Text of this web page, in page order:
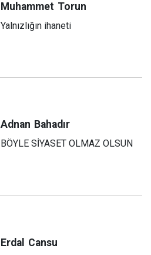
Muhammet Torun
Yalnızlığın ihaneti
Adnan Bahadır
BÖYLE SİYASET OLMAZ OLSUN
Erdal Cansu